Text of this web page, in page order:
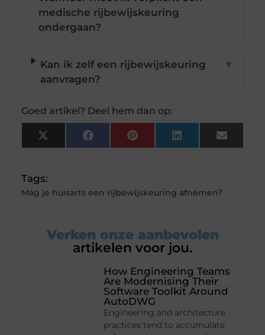
medische rijbewijskeuring
ondergaan?
Kan ik zelf een rijbewijskeuring
aanvragen?
▼
Goed artikel? Deel hem dan op:
X
(Twitter)
FacebookPinterestLinkedInEmail
Tags:
Mag je huisarts een rijbewijskeuring afnemen?
Verken onze aanbevolen
artikelen voor jou.
How Engineering Teams
Are Modernising Their
Software Toolkit Around
AutoDWG
Engineering and architecture
practices tend to accumulate